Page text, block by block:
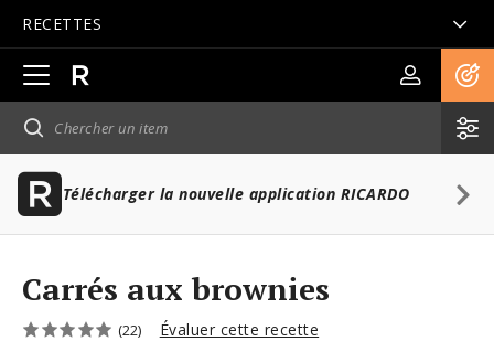
RECETTES
Ouvrir
la
navigation
principale
Télécharger la nouvelle application RICARDO
Carrés aux brownies
(22) Évaluer cette recette